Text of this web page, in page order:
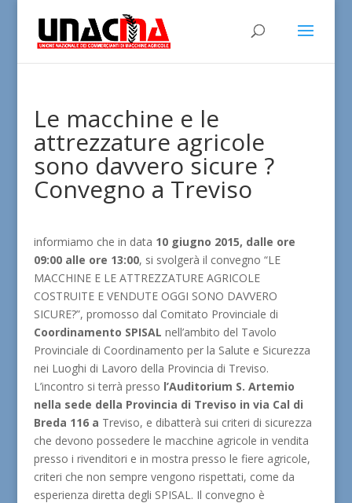
Le macchine e le
attrezzature agricole
sono davvero sicure ?
Convegno a Treviso
informiamo che in data 10 giugno 2015, dalle ore
09:00 alle ore 13:00, si svolgerà il convegno “LE
MACCHINE E LE ATTREZZATURE AGRICOLE
COSTRUITE E VENDUTE OGGI SONO DAVVERO
SICURE?”, promosso dal Comitato Provinciale di
Coordinamento SPISAL nell’ambito del Tavolo
Provinciale di Coordinamento per la Salute e Sicurezza
nei Luoghi di Lavoro della Provincia di Treviso.
L’incontro si terrà presso l’Auditorium S. Artemio
nella sede della Provincia di Treviso in via Cal di
Breda 116 a Treviso, e dibatterà sui criteri di sicurezza
che devono possedere le macchine agricole in vendita
presso i rivenditori e in mostra presso le fiere agricole,
criteri che non sempre vengono rispettati, come da
esperienza diretta degli SPISAL. Il convegno è